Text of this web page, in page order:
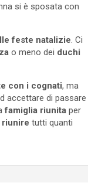
si è sposata con
feste natalizie . Ci
o meno dei duchi
con i cognati, ma
accettare di passare
famiglia riunita per
tutti quanti